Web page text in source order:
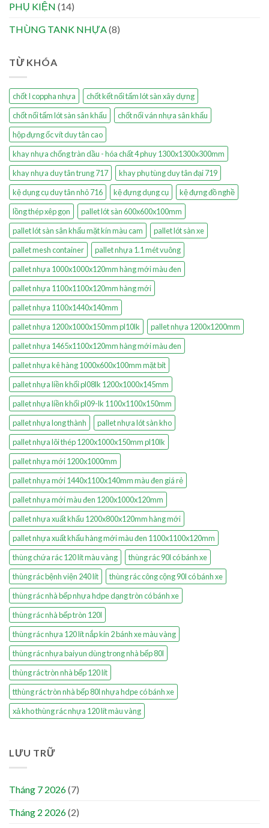
PHỤ KIỆN (14)
THÙNG TANK NHỰA(8)
TỪ KHÓA
chốt I coppha nhựa
chốt kết nối tấm lót sàn xây dựng
chốt nối tấm lót sàn sân khấu
chốt nối ván nhựa sân khấu
hộp đựng ốc vít duy tân cao
khay nhựa chống tràn dầu - hóa chất 4 phuy 1300x1300x300mm
khay nhựa duy tân trung 717
khay phụ tùng duy tân đại 719
kệ dụng cụ duy tân nhỏ 716
kệ đựng dụng cụ
kệ đựng đồ nghề
lồng thép xêp gọn
pallet lót sàn 600x600x100mm
pallet lót sàn sân khấu mặt kín màu cam
pallet lót sàn xe
pallet mesh container
pallet nhựa 1.1 mét vuông
pallet nhựa 1000x1000x120mm hàng mới màu đen
pallet nhựa 1100x1100x120mm hàng mới
pallet nhựa 1100x1440x140mm
pallet nhựa 1200x1000x150mm pl10lk
pallet nhựa 1200x1200mm
pallet nhựa 1465x1100x120mm hàng mới màu đen
pallet nhựa kê hàng 1000x600x100mm mặt bít
pallet nhựa liền khối pl08lk 1200x1000x145mm
pallet nhựa liền khối pl09-lk 1100x1100x150mm
pallet nhựa long thành
pallet nhựa lót sàn kho
pallet nhựa lõi thép 1200x1000x150mm pl10lk
pallet nhựa mới 1200x1000mm
pallet nhựa mới 1440x1100x140mm màu đen giá rẻ
pallet nhựa mới màu đen 1200x1000x120mm
pallet nhựa xuất khẩu 1200x800x120mm hàng mới
pallet nhựa xuất khẩu hàng mới màu đen 1100x1100x120mm
thùng chứa rác 120 lít màu vàng
thùng rác 90l có bánh xe
thùng rác bệnh viện 240 lít
thùng rác công cộng 90l có bánh xe
thùng rác nhà bếp nhựa hdpe dạng tròn có bánh xe
thùng rác nhà bếp tròn 120l
thùng rác nhựa 120 lít nắp kín 2 bánh xe màu vàng
thùng rác nhựa baiyun dùng trong nhà bếp 80l
thùng rác tròn nhà bếp 120 lít
tthùng rác tròn nhà bếp 80l nhựa hdpe có bánh xe
xả kho thùng rác nhựa 120 lít màu vàng
LƯU TRỮ
Tháng 7 2026(7)
Tháng 2 2026(2)